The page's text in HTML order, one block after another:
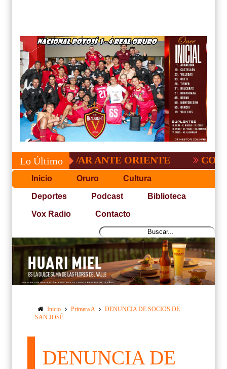
Lo Último
BOLÍVAR ANTE ORIENTE
Inicio Oruro Cultura
Deportes Podcast Biblioteca
Vox Radio Contacto
Inicio Primera A
DENUNCIA DE SOCIOS DE
SAN JOSÉ
DENUNCIA DE